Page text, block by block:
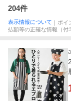
204件
表示情報について ｜ポ
払額等の正確な情報（付